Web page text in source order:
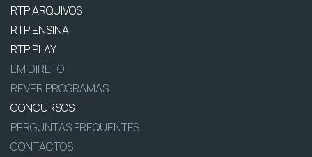
RTP ARQUIVOS
RTP ENSINA
RTP PLAY
EM DIRETO
REVER PROGRAMAS
CONCURSOS
PERGUNTAS FREQUENTES
CONTACTOS